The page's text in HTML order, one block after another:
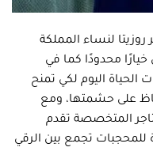
لنساء المملكة
محدودًا كما في
اليوم لكي تمنح
على حشمتها، ومع
المتخصصة تقدم
تجمع بين الرقي